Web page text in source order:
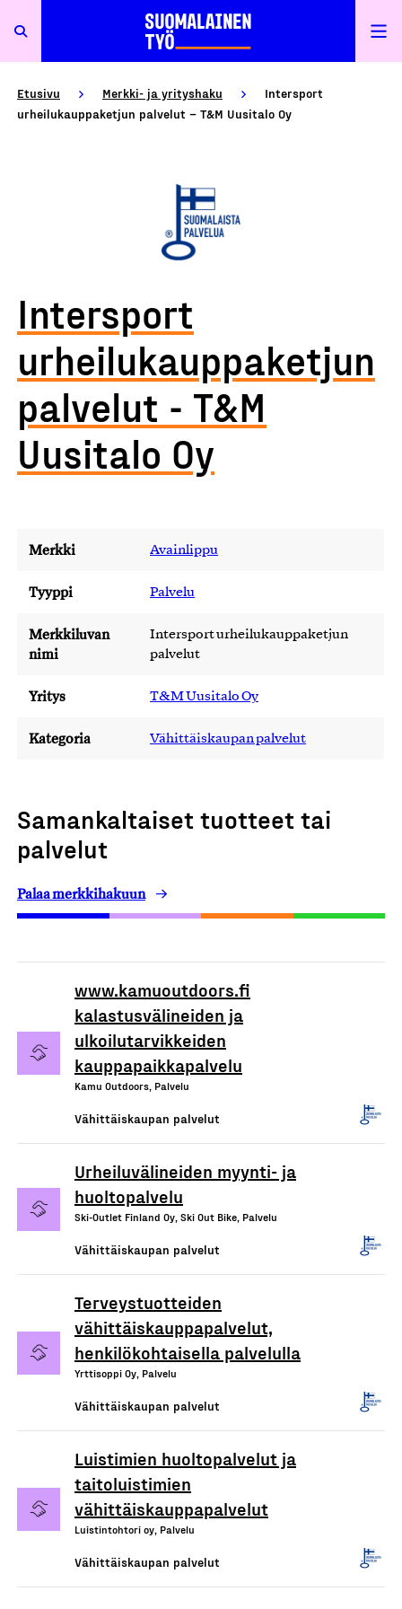
Etusivu Merkki- ja yrityshaku
Intersport
urheilukauppaketjun palvelut – T&M Uusitalo Oy
Intersport
urheilukauppaketjun
palvelut - T&M
Uusitalo Oy
Merkki Avainlippu
Tyyppi Palvelu
Merkkiluvan
nimi
Intersport urheilukauppaketjun
palvelut
Yritys T&M Uusitalo Oy
Kategoria Vähittäiskaupan palvelut
Samankaltaiset tuotteet tai
palvelut
Palaa merkkihakuun
www.kamuoutdoors.fi
kalastusvälineiden ja
ulkoilutarvikkeiden
kauppapaikkapalvelu
Kamu Outdoors, Palvelu
Vähittäiskaupan palvelut
Urheiluvälineiden myynti- ja
huoltopalvelu
Ski-Outlet Finland Oy, Ski Out Bike, Palvelu
Vähittäiskaupan palvelut
Terveystuotteiden
vähittäiskauppapalvelut,
henkilökohtaisella palvelulla
Yrttisoppi Oy, Palvelu
Vähittäiskaupan palvelut
Luistimien huoltopalvelut ja
taitoluistimien
vähittäiskauppapalvelut
Luistintohtori oy, Palvelu
Vähittäiskaupan palvelut